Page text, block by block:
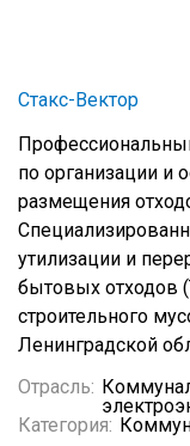
Стакс-Вектор
по организации и
размещения
утилизации и
бытовых отходов
строительного
Ленинградской
Отрасль:
Категория: